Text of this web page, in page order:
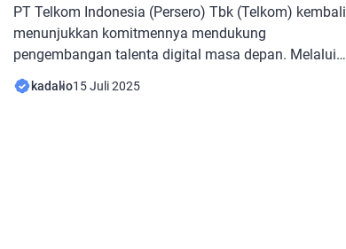
PT Telkom Indonesia (Persero) Tbk (Telkom) kembali
menunjukkan komitmennya mendukung
pengembangan talenta digital masa depan. Melalui
program Digistar, Telkom menggelar dua kelas khusus
bertema teknologi strategis: “Secure The Future:
kadalio15 Juli 2025